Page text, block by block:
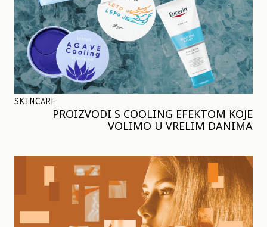
SKINCARE
PROIZVODI S COOLING EFEKTOM KOJE
VOLIMO U VRELIM DANIMA